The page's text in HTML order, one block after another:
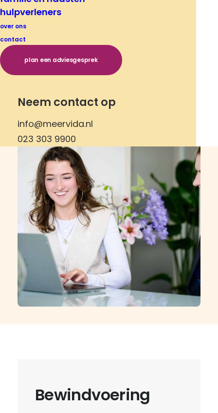
hulpverleners
over ons
contact
plan een adviesgesprek
Neem contact op
info@meervida.nl
023 303 9900
geen passend antwoord vinden voor uw
vraag, neem dan contact op door te
bellen naar023-3039900
naar info@meervida.nl
ontdek meer
Bewindvoering